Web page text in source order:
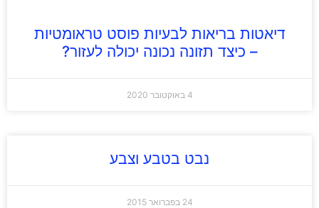
דיאטות בריאות לבעיות פוסט טראומטיות
– כיצד תזונה נכונה יכולה לעזור?
4 באוקטובר 2020
נבט בטבע וצבע
24 בפברואר 2015